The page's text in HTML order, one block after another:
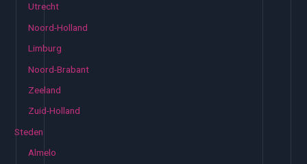
Utrecht
Noord-Holland
Limburg
Noord-Brabant
Zeeland
Zuid-Holland
Steden
Almelo